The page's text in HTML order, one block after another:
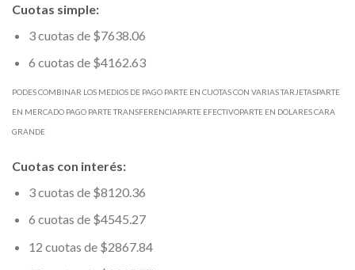
Cuotas simple:
3 cuotas de $7638.06
6 cuotas de $4162.63
PODES COMBINAR LOS MEDIOS DE PAGO PARTE EN CUOTAS CON VARIAS TARJETASPARTE
EN MERCADO PAGO PARTE TRANSFERENCIAPARTE EFECTIVOPARTE EN DOLARES CARA
GRANDE
Cuotas con interés:
3 cuotas de $8120.36
6 cuotas de $4545.27
12 cuotas de $2867.84